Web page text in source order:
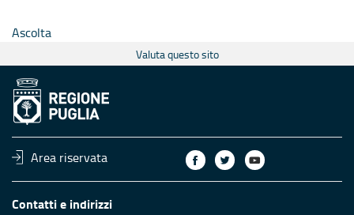
Ascolta
Valuta questo sito
Area riservata
Contatti e indirizzi